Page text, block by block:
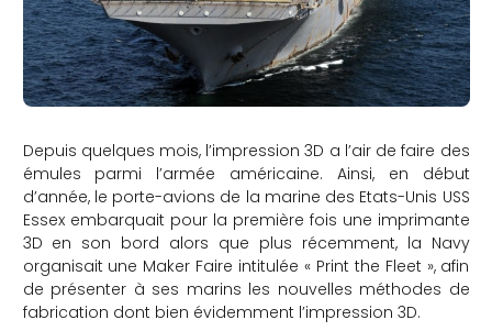
Depuis quelques mois, l’impression 3D a l’air de faire des
émules parmi l’armée américaine. Ainsi, en début
d’année, le porte-avions de la marine des Etats-Unis USS
Essex embarquait pour la première fois une imprimante
3D en son bord alors que plus récemment, la Navy
organisait une Maker Faire intitulée « Print the Fleet », afin
de présenter à ses marins les nouvelles méthodes de
fabrication dont bien évidemment l’impression 3D.